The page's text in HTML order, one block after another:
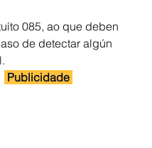
085, ao que deben
de detectar algún
Publicidade